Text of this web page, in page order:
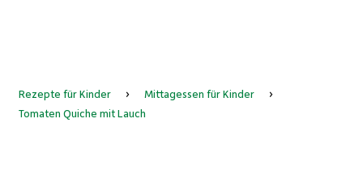
Rezepte für Kinder › Mittagessen für Kinder
›
Tomaten Quiche mit Lauch